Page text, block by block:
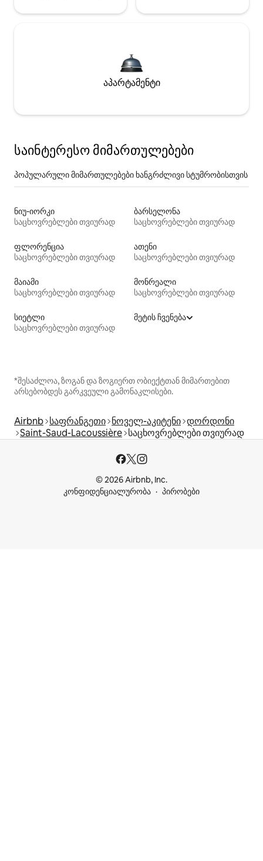
აპარტამენტი
საინტერესო მიმართულებები
პოპულარული მიმართულებები ხანგრძლივი სტუმრობისთვის
ნიუ-იორკი
საცხოვრებლები თვიურად
ბარსელონა
საცხოვრებლები თვიურად
ფლორენცია
საცხოვრებლები თვიურად
ათენი
საცხოვრებლები თვიურად
მაიამი
საცხოვრებლები თვიურად
მონრეალი
საცხოვრებლები თვიურად
სიეტლი
საცხოვრებლები თვიურად
მეტის ჩვენება
*შესაძლოა, ზოგან და ზოგიერთ ობიექტთან მიმართებით
არსებობდეს გარკვეული გამონაკლისები.
Airbnb საფრანგეთი ნოველ-აკიტენი დორდონი
Saint-Saud-Lacoussière საცხოვრებლები თვიურად
© 2026 Airbnb, Inc.
კონფიდენციალურობა
პირობები